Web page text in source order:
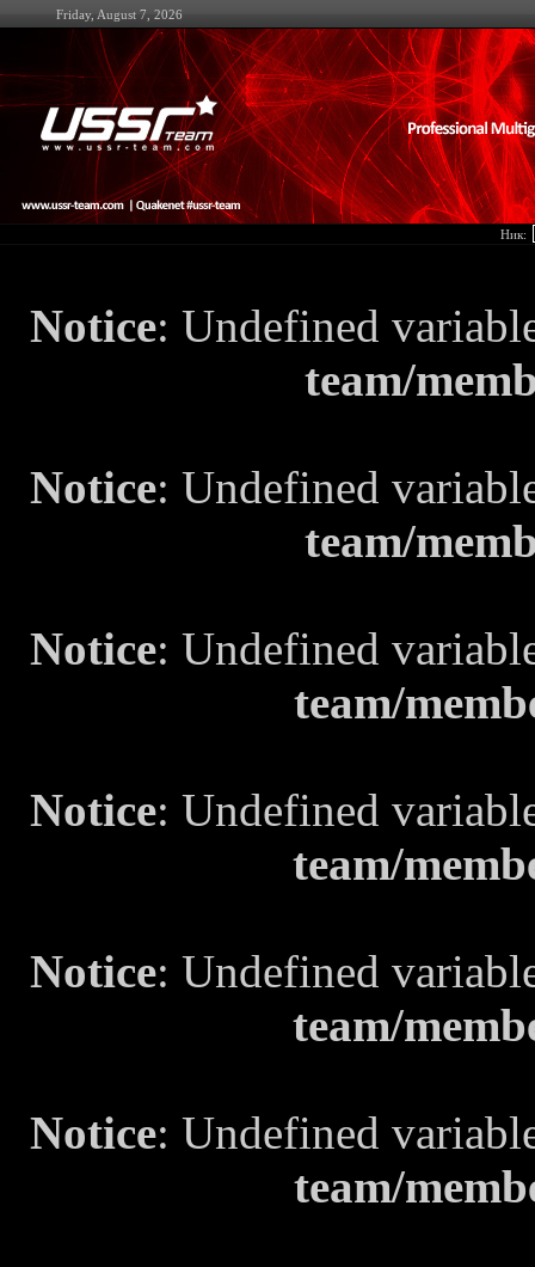
Friday, August 7, 2026
Ник:
Notice: Undefined
team/
Notice: Undefined
team/
Notice: Undefined
team/
Notice: Undefined
team/
Notice: Undefined
team/
Notice: Undefined
team/